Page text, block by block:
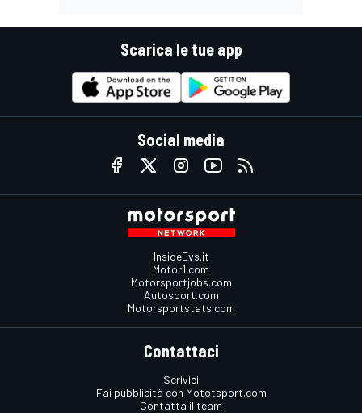
Scarica le tue app
Social media
InsideEvs.it
Motor1.com
Motorsportjobs.com
Autosport.com
Motorsportstats.com
Contattaci
Scrivici
Fai pubblicità con Mototsport.com
Contatta il team